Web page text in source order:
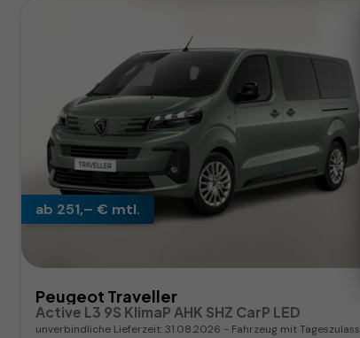
ab 251,– € mtl.
Peugeot Traveller
Active L3 9S KlimaP AHK SHZ CarP LED
unverbindliche Lieferzeit:31.08.2026 Fahrzeug mit Tageszulassung